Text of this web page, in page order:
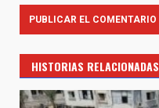
HISTORIAS RELACIONADAS